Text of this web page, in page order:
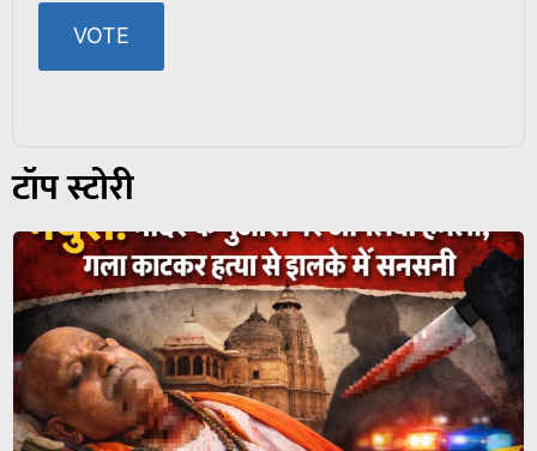
टॉप स्टोरी